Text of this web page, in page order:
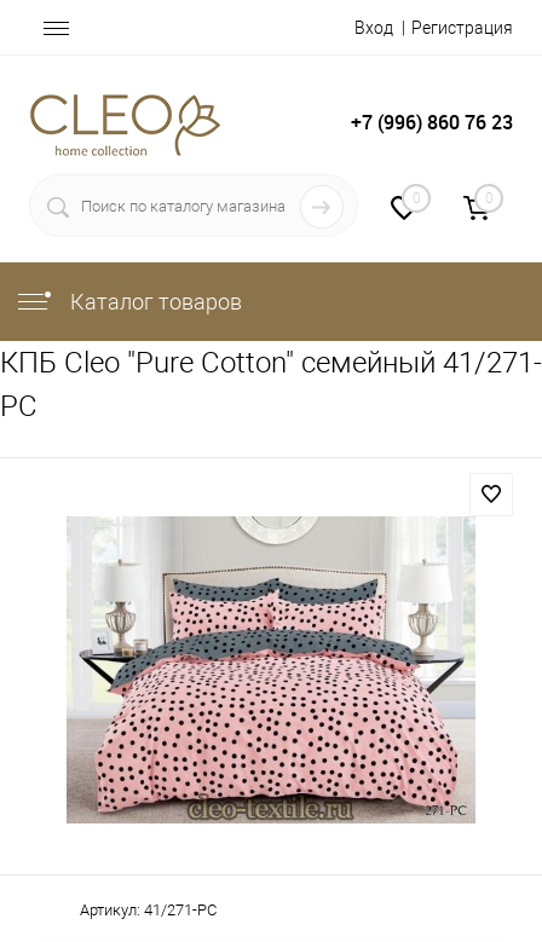
Вход Регистрация
+7 (996) 860 76 23
0 0
Каталог товаров
КПБ Cleo "Pure Cotton" семейный 41/271-
PC
Артикул: 41/271-PC